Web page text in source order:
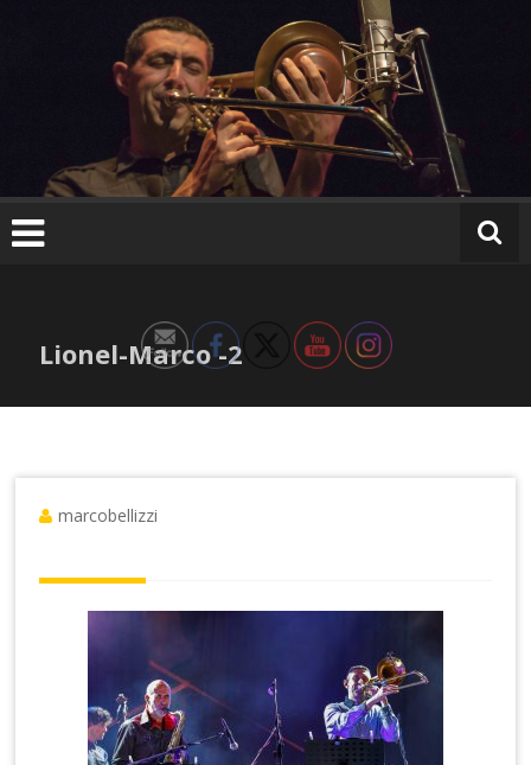
Lionel-Marco -2
marcobellizzi